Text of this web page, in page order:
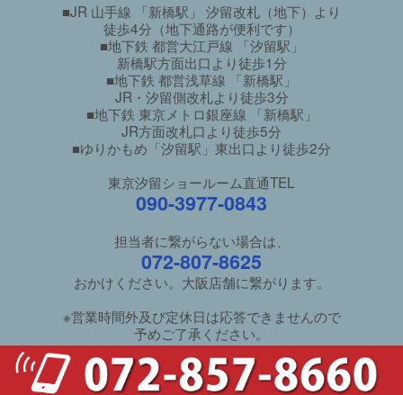
■JR 山手線 「新橋駅」 汐留改札（地下）より
徒歩4分（地下通路が便利です）
■地下鉄 都営大江戸線 「汐留駅」
新橋駅方面出口より徒歩1分
■地下鉄 都営浅草線 「新橋駅」
JR・汐留側改札より徒歩3分
■地下鉄 東京メトロ銀座線 「新橋駅」
JR方面改札口より徒歩5分
■ゆりかもめ「汐留駅」東出口より徒歩2分
東京汐留ショールーム直通TEL
090-3977-0843
担当者に繋がらない場合は、
072-807-8625
おかけください。大阪店舗に繋がります。
※営業時間外及び定休日は応答できませんので
予めご了承ください。
ご利用ガイド /良くあるご質問